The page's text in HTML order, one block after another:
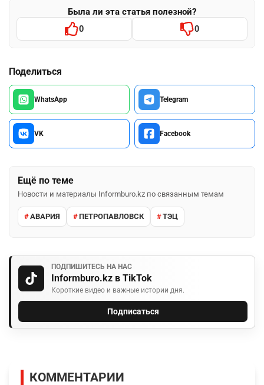
Была ли эта статья полезной?
0 0
Поделиться
WhatsApp Telegram
VK Facebook
Ещё по теме
Новости и материалы Informburo.kz по связанным темам
АВАРИЯ ПЕТРОПАВЛОВСК ТЭЦ
ПОДПИШИТЕСЬ НА НАС
Informburo.kz в TikTok
Короткие видео и важные истории дня.
Подписаться
КОММЕНТАРИИ